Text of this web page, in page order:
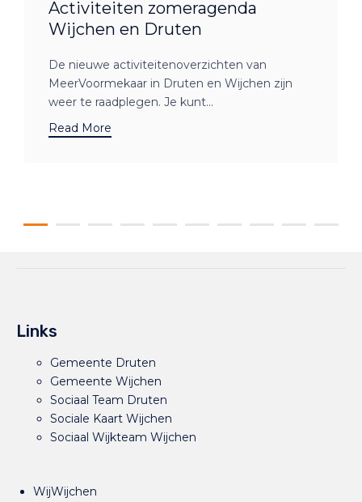
Activiteiten zomeragenda
Wijchen en Druten
De nieuwe activiteitenoverzichten van
MeerVoormekaar in Druten en Wijchen zijn
weer te raadplegen. Je kunt...
Read More
Links
Gemeente Druten
Gemeente Wijchen
Sociaal Team Druten
Sociale Kaart Wijchen
Sociaal Wijkteam Wijchen
WijWijchen